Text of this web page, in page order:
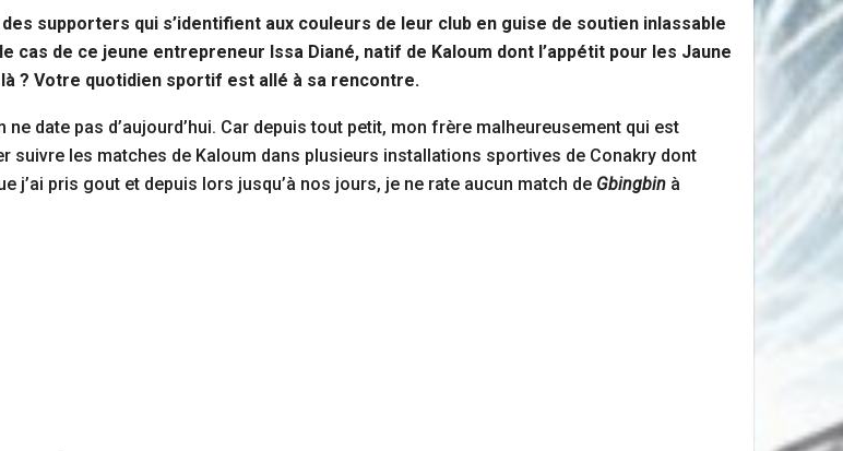
supporters qui s’identifient aux couleurs de leur club en guise de soutien inlassable
de ce jeune entrepreneur Issa Diané, natif de Kaloum dont l’appétit pour les Jaune
? Votre quotidien sportif est allé à sa rencontre.
date pas d’aujourd’hui. Car depuis tout petit, mon frère malheureusement qui est
suivre les matches de Kaloum dans plusieurs installations sportives de Conakry dont
j’ai pris gout et depuis lors jusqu’à nos jours, je ne rate aucun match de Gbingbin à